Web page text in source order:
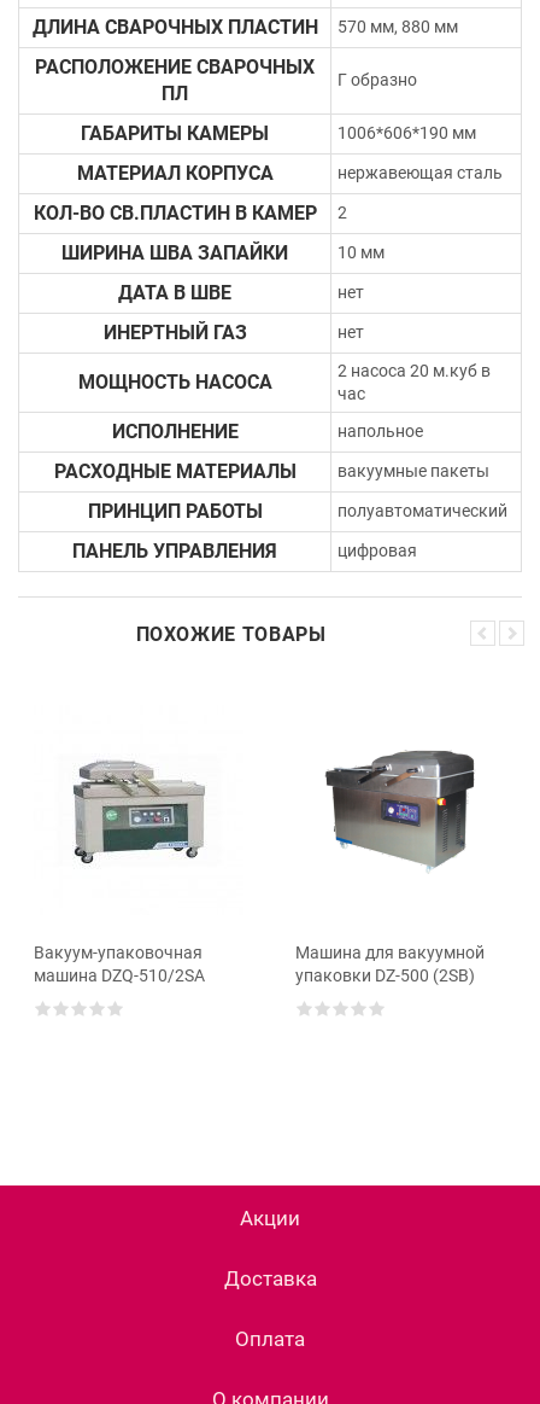
ДЛИНА СВАРОЧНЫХ ПЛАСТИН 570 мм, 880 мм
РАСПОЛОЖЕНИЕ СВАРОЧНЫХ
ПЛ
Г образно
ГАБАРИТЫ КАМЕРЫ 1006*606*190 мм
МАТЕРИАЛ КОРПУСА нержавеющая сталь
КОЛ-ВО СВ.ПЛАСТИН В КАМЕР 2
ШИРИНА ШВА ЗАПАЙКИ 10 мм
ДАТА В ШВЕ нет
ИНЕРТНЫЙ ГАЗ нет
МОЩНОСТЬ НАСОСА
2 насоса 20 м.куб в
час
ИСПОЛНЕНИЕ напольное
РАСХОДНЫЕ МАТЕРИАЛЫ вакуумные пакеты
ПРИНЦИП РАБОТЫ полуавтоматический
ПАНЕЛЬ УПРАВЛЕНИЯ цифровая
ПОХОЖИЕ ТОВАРЫ
Вакуум-упаковочная
машина DZQ-510/2SA
Машина для вакуумной
упаковки DZ-500 (2SB)
Акции
Доставка
Оплата
О компании